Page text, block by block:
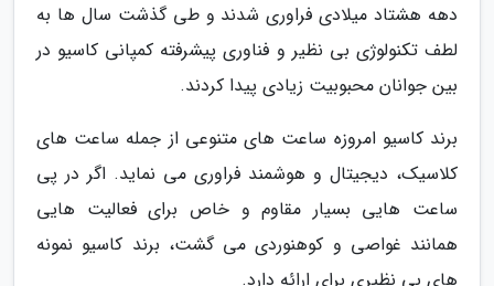
دهه هشتاد میلادی فراوری شدند و طی گذشت سال ها به
لطف تکنولوژی بی نظیر و فناوری پیشرفته کمپانی کاسیو در
بین جوانان محبوبیت زیادی پیدا کردند.
برند کاسیو امروزه ساعت های متنوعی از جمله ساعت های
کلاسیک، دیجیتال و هوشمند فراوری می نماید. اگر در پی
ساعت هایی بسیار مقاوم و خاص برای فعالیت هایی
همانند غواصی و کوهنوردی می گشت، برند کاسیو نمونه
های بی نظیری برای ارائه دارد.